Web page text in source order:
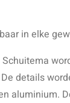
in elke
details
aluminium.